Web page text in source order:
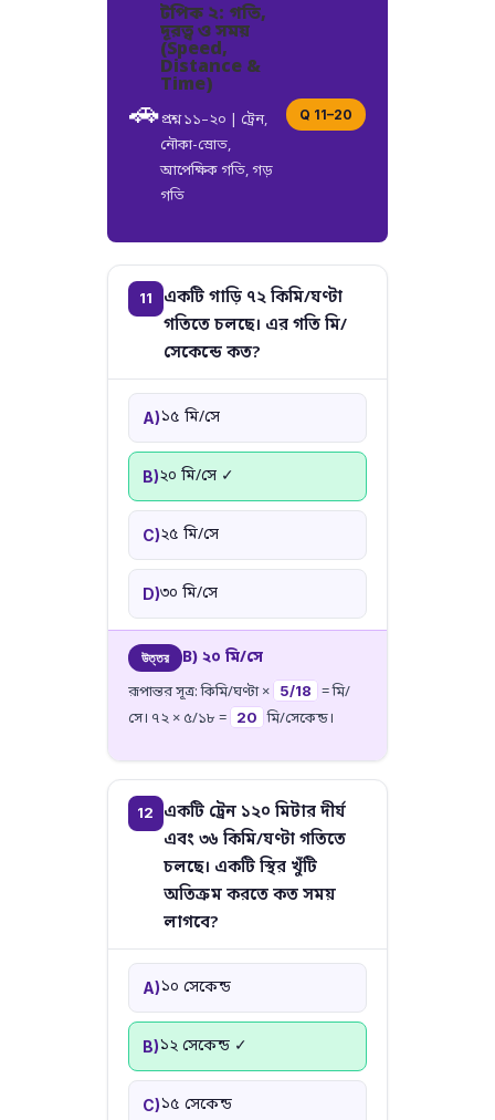
🚗
টপিক ২: গতি,
দূরত্ব ও সময়
(Speed,
Distance &
Time)
প্রশ্ন ১১–২০ | ট্রেন,
নৌকা-স্রোত,
আপেক্ষিক গতি, গড়
গতি
Q 11–20
11
একটি গাড়ি ৭২ কিমি/ঘণ্টা
গতিতে চলছে। এর গতি মি/
সেকেন্ডে কত?
A)১৫ মি/সে
B)২০ মি/সে ✓
C)২৫ মি/সে
D)৩০ মি/সে
উত্তর B) ২০ মি/সে
রূপান্তর সূত্র: কিমি/ঘণ্টা × 5/18
= মি/
সে। ৭২ × ৫/১৮ =
20 মি/সেকেন্ড।
12
একটি ট্রেন ১২০ মিটার দীর্ঘ
এবং ৩৬ কিমি/ঘণ্টা গতিতে
চলছে। একটি স্থির খুঁটি
অতিক্রম করতে কত সময়
লাগবে?
A)১০ সেকেন্ড
B)১২ সেকেন্ড ✓
C)১৫ সেকেন্ড